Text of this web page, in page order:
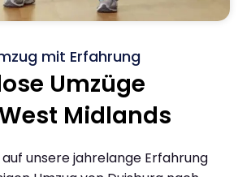
mit Erfahrung
Umzüge
Midlands
auf unsere jahrelange Erfahrung